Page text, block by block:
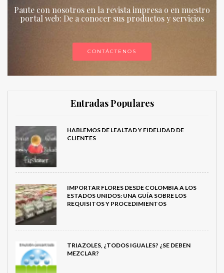
Paute con nosotros en la revista impresa o en nuestro
portal web: De a conocer sus productos y servicios
CONTÁCTENOS
Entradas Populares
HABLEMOS DE LEALTAD Y FIDELIDAD DE
CLIENTES
IMPORTAR FLORES DESDE COLOMBIA A LOS
ESTADOS UNIDOS: UNA GUÍA SOBRE LOS
REQUISITOS Y PROCEDIMIENTOS
TRIAZOLES, ¿TODOS IGUALES? ¿SE DEBEN
MEZCLAR?